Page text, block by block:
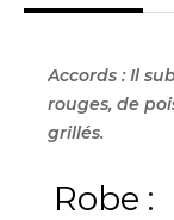
Accords : Il
rouges, de
grillés.
Robe :